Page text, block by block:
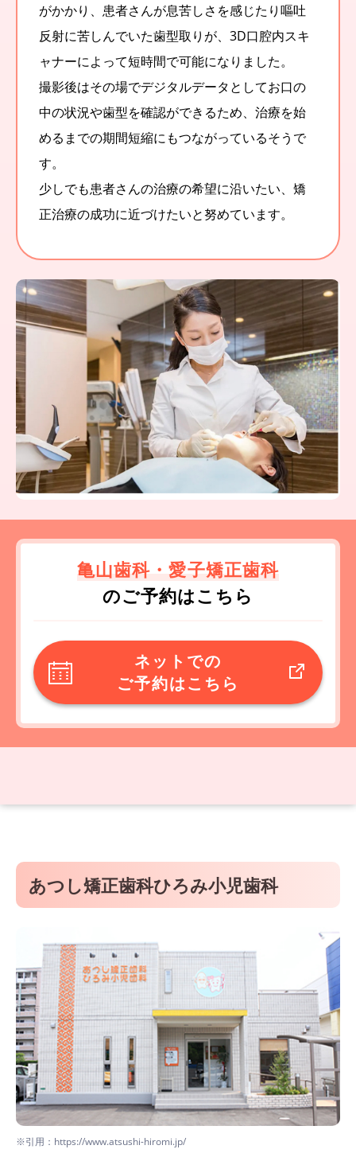
がかかり、患者さんが息苦しさを感じたり嘔吐
反射に苦しんでいた歯型取りが、3D口腔内スキ
ャナーによって短時間で可能になりました。
撮影後はその場でデジタルデータとしてお口の
中の状況や歯型を確認ができるため、治療を始
めるまでの期間短縮にもつながっているそうで
す。
少しでも患者さんの治療の希望に沿いたい、矯
正治療の成功に近づけたいと努めています。
亀山歯科・愛子矯正歯科
のご予約はこちら
ネットでの
ご予約はこちら
あつし矯正歯科ひろみ小児歯科
※引用：https://www.atsushi-hiromi.jp/